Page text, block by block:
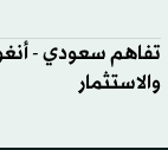
تفاهم سعودي -
والاستثمار